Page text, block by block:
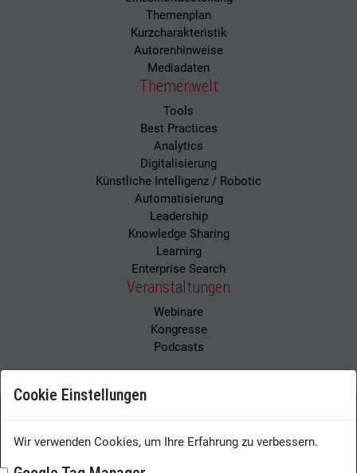
Themenplan
Kurzcharakteristik
Autorenhinweise
Mediadaten
Themenwelt
Tools
Best Practices
Analytics
Digitalisierung
Künstliche Intelligenz / Robotic
Automatisierung
Leadership
Knowledge Sharing
Learning
Enterprise Search
Veranstaltungen
Webinare
Kongresse
Podcasts
Wissensmanagement Magazin
Impressum
Cookie Einstellungen
Wir verwenden Cookies, um Ihre Erfahrung zu verbessern.